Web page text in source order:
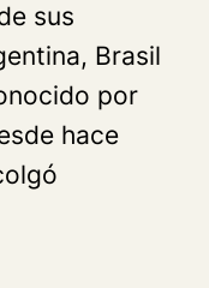
sus
Brasil
por
hace